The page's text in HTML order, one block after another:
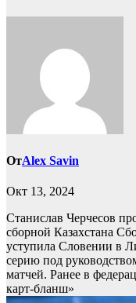
ОтAlex Savin
Окт 13, 2024
Станислав Черчесов
сборной Казахстана
уступила Словении в
серию под
матчей. Ранее в
карт-бланш»